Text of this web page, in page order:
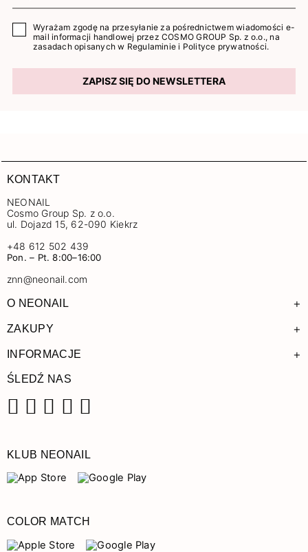
Wyrażam zgodę na przesyłanie za pośrednictwem wiadomości e-
mail informacji handlowej przez COSMO GROUP Sp. z o.o., na
zasadach opisanych w Regulaminie i Polityce prywatności.
ZAPISZ SIĘ DO NEWSLETTERA
KONTAKT
NEONAIL
Cosmo Group Sp. z o.o.
ul. Dojazd 15, 62-090 Kiekrz
+48 612 502 439
Pon. – Pt. 8:00–16:00
znn@neonail.com
O NEONAIL +
ZAKUPY +
INFORMACJE +
ŚLEDŹ NAS
KLUB NEONAIL
COLOR MATCH